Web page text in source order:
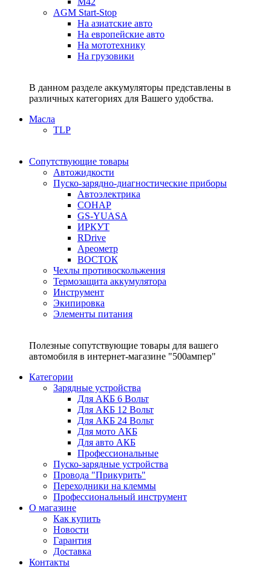
AGM Start-Stop
На азиатские авто
На европейские авто
На мототехнику
На грузовики
В данном разделе аккумуляторы представлены в
различных категориях для Вашего удобства.
Масла
TLP
Сопутствующие товары
Автожидкости
Пуско-зарядно-диагностические приборы
Автоэлектрика
СОНАР
GS-YUASA
ИРКУТ
RDrive
Ареометр
ВОСТОК
Чехлы противоскольжения
Термозащита аккумулятора
Инструмент
Экипировка
Элементы питания
Полезные сопутствующие товары для вашего
автомобиля в интернет-магазине "500ампер"
Категории
Зарядные устройства
Для АКБ 6 Вольт
Для АКБ 12 Вольт
Для АКБ 24 Вольт
Для мото АКБ
Для авто АКБ
Профессиональные
Пуско-зарядные устройства
Провода "Прикурить"
Переходники на клеммы
Профессиональный инструмент
О магазине
Как купить
Новости
Гарантия
Доставка
Контакты